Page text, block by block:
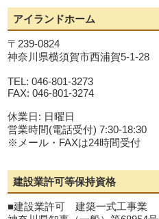
アイランドホーム
〒239-0824
神奈川県横須賀市西浦賀5-1-28
TEL: 046-801-3273
FAX: 046-801-3274
休業日: 日曜日
営業時間(電話受付) 7:30-18:30
※メール・FAXは24時間受付
建設業許可等保持資格
■建設業許可 建築一式工事業